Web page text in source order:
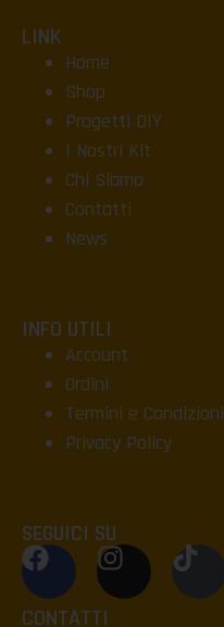
LINK
Home
Shop
Progetti DIY
I Nostri Kit
Chi Siamo
Contatti
News
INFO UTILI
Account
Ordini
Termini e Condizioni
Privacy Policy
SEGUICI SU
CONTATTI